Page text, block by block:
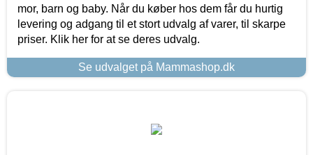
mor, barn og baby. Når du køber hos dem får du hurtig
levering og adgang til et stort udvalg af varer, til skarpe
priser. Klik her for at se deres udvalg.
Se udvalget på Mammashop.dk